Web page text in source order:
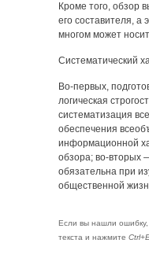
Кроме того, обзор
его составителя, а
многом может
Систематический
Во-первых,
логическая
систематизация
обеспечения
информационной
обзора; во-вторых
обязательна при
общественной
Если вы нашли
текста и нажмите